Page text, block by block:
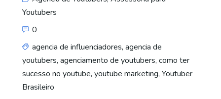
Youtubers
0
agencia de influenciadores, agencia de
youtubers, agenciamento de youtubers, como ter
sucesso no youtube, youtube marketing, Youtuber
Brasileiro